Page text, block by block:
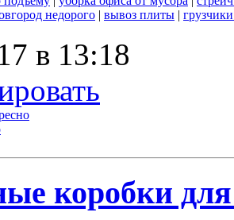
недорого | вывоз плиты |
в 13:18
коробки для